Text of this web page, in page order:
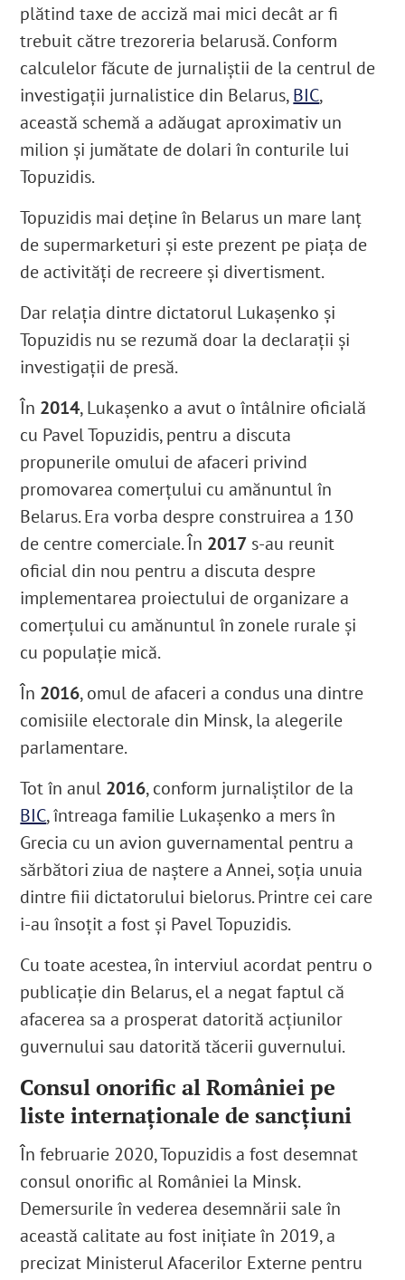
plătind taxe de acciză mai mici decât ar fi
trebuit către trezoreria belarusă. Conform
calculelor făcute de jurnaliștii de la centrul de
investigații jurnalistice din Belarus,BIC,
această schemă a adăugat aproximativ un
milion și jumătate de dolari în conturile lui
Topuzidis.
Topuzidis mai deține în Belarus un mare lanț
de supermarketuri și este prezent pe piața de
de activități de recreere și divertisment.
Dar relația dintre dictatorul Lukașenko și
Topuzidis nu se rezumă doar la declarații și
investigații de presă.
În 2014, Lukașenko a avut o întâlnire oficială
cu Pavel Topuzidis, pentru a discuta
propunerile omului de afaceri privind
promovarea comerțului cu amănuntul în
Belarus. Era vorba despre construirea a 130
de centre comerciale. În 2017 s-au reunit
oficial din nou pentru a discuta despre
implementarea proiectului de organizare a
comerțului cu amănuntul în zonele rurale și
cu populație mică.
În 2016, omul de afaceri a condus una dintre
comisiile electorale din Minsk, la alegerile
parlamentare.
Tot în anul 2016, conform jurnaliștilor de la
BIC, întreaga familie Lukașenko a mers în
Grecia cu un avion guvernamental pentru a
sărbători ziua de naștere a Annei, soția unuia
dintre fiii dictatorului bielorus. Printre cei care
i-au însoțit a fost și Pavel Topuzidis.
Cu toate acestea, în interviul acordat pentru o
publicație din Belarus, el a negat faptul că
afacerea sa a prosperat datorită acțiunilor
guvernului sau datorită tăcerii guvernului.
Consul onorific al României pe
liste internaționale de sancțiuni
În februarie 2020, Topuzidis a fost desemnat
consul onorific al României la Minsk.
Demersurile în vederea desemnării sale în
această calitate au fost inițiate în 2019, a
precizat Ministerul Afacerilor Externe pentru